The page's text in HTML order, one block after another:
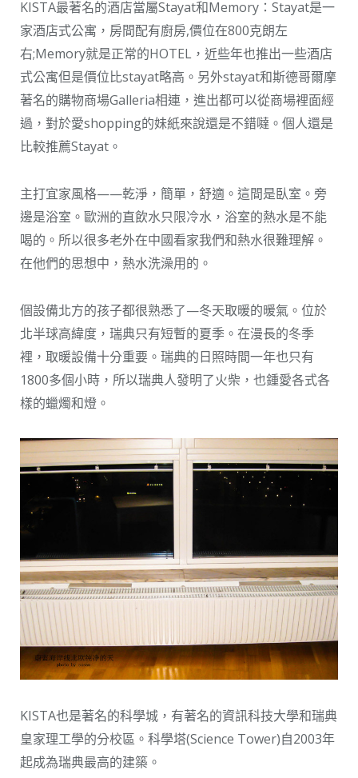
KISTA最著名的酒店當屬Stayat和Memory：Stayat是一
家酒店式公寓，房間配有廚房,價位在800克朗左
右;Memory就是正常的HOTEL，近些年也推出一些酒店
式公寓但是價位比stayat略高。另外stayat和斯德哥爾摩
著名的購物商場Galleria相連，進出都可以從商場裡面經
過，對於愛shopping的妹紙來說還是不錯噠。個人還是
比較推薦Stayat。
主打宜家風格——乾淨，簡單，舒適。這間是臥室。旁
邊是浴室。歐洲的直飲水只限冷水，浴室的熱水是不能
喝的。所以很多老外在中國看家我們和熱水很難理解。
在他們的思想中，熱水洗澡用的。
個設備北方的孩子都很熟悉了—冬天取暖的暖氣。位於
北半球高緯度，瑞典只有短暫的夏季。在漫長的冬季
裡，取暖設備十分重要。瑞典的日照時間一年也只有
1800多個小時，所以瑞典人發明了火柴，也鍾愛各式各
樣的蠟燭和燈。
KISTA也是著名的科學城，有著名的資訊科技大學和瑞典
皇家理工學的分校區。科學塔(Science Tower)自2003年
起成為瑞典最高的建築。